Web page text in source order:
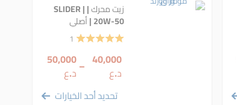
زيت محرك | SLIDER |
20W-50 | أصلي
1
40,000
د.ع –
50,000
د.ع
تحديد أحد الخيارات